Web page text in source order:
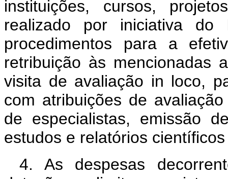
instituições, cursos,
realizado por iniciativa
procedimentos para a
retribuição às mencionadas
visita de avaliação in loco,
com atribuições de
de especialistas, emissão
estudos e relatórios
4. As despesas